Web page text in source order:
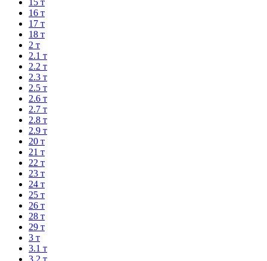
15 т
16 т
17 т
18 т
2 т
2.1 т
2.2 т
2.3 т
2.5 т
2.6 т
2.7 т
2.8 т
2.9 т
20 т
21 т
22 т
23 т
24 т
25 т
26 т
28 т
29 т
3 т
3.1 т
3.2 т